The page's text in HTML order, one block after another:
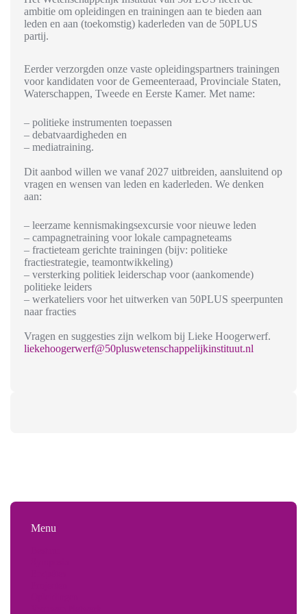
ambitie om opleidingen en trainingen aan te bieden aan
leden en aan (toekomstig) kaderleden van de 50PLUS
partij.
Eerder verzorgden onze vaste opleidingspartners trainingen
voor kandidaten voor de Gemeenteraad, Provinciale Staten,
Waterschappen, Tweede en Eerste Kamer. Met name:
– politieke instrumenten toepassen
– debatvaardigheden en
– mediatraining.
Dit aanbod willen we vanaf 2027 uitbreiden, aansluitend op
vragen en wensen van leden en kaderleden. We denken
aan:
– leerzame kennismakingsexcursie voor nieuwe leden
– campagnetraining voor lokale campagneteams
– fractieteam gerichte trainingen (bijv: politieke
fractiestrategie, teamontwikkeling)
– versterking politiek leiderschap voor (aankomende)
politieke leiders
– werkateliers voor het uitwerken van 50PLUS speerpunten
naar fracties
Vragen en suggesties zijn welkom bij Lieke Hoogerwerf.
liekehoogerwerf@50pluswetenschappelijkinstituut.nl
Menu